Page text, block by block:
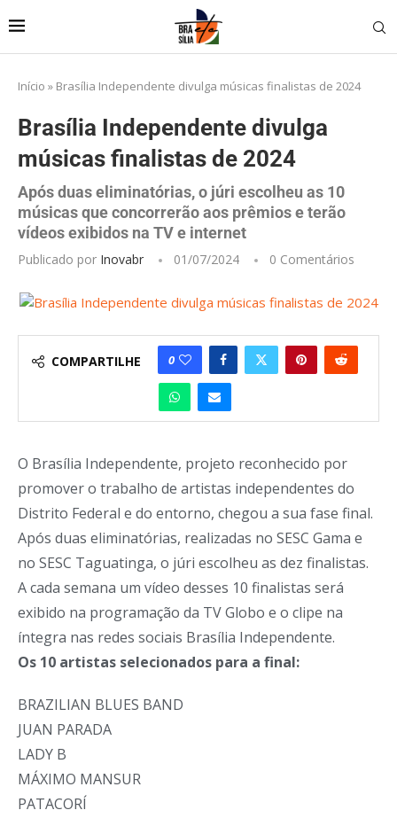
Início » Brasília Independente divulga músicas finalistas de 2024
Brasília Independente divulga
músicas finalistas de 2024
Após duas eliminatórias, o júri escolheu as 10
músicas que concorrerão aos prêmios e terão
vídeos exibidos na TV e internet
Publicado por Inovabr 01/07/2024 0 Comentários
COMPARTILHE 0
O Brasília Independente, projeto reconhecido por
promover o trabalho de artistas independentes do
Distrito Federal e do entorno, chegou a sua fase final.
Após duas eliminatórias, realizadas no SESC Gama e
no SESC Taguatinga, o júri escolheu as dez finalistas.
A cada semana um vídeo desses 10 finalistas será
exibido na programação da TV Globo e o clipe na
íntegra nas redes sociais Brasília Independente.
Os 10 artistas selecionados para a final:
BRAZILIAN BLUES BAND
JUAN PARADA
LADY B
MÁXIMO MANSUR
PATACORÍ